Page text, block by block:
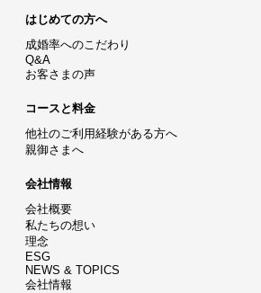
はじめての方へ
成婚率へのこだわり
Q&A
お客さまの声
コースと料金
他社のご利用経験がある方へ
親御さまへ
会社情報
会社概要
私たちの想い
理念
ESG
NEWS & TOPICS
会社情報